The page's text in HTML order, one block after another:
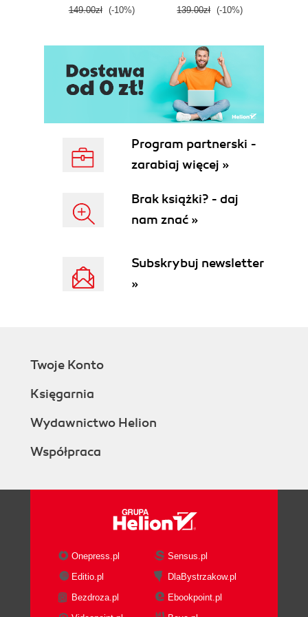
149.00zł (-10%) 139.00zł (-10%)
Program partnerski -
zarabiaj więcej »
Brak książki? - daj
nam znać »
Subskrybuj newsletter
»
Twoje Konto
Księgarnia
Wydawnictwo Helion
Współpraca
Onepress.pl
Sensus.pl
Editio.pl
DlaBystrzakow.pl
Bezdroza.pl
Ebookpoint.pl